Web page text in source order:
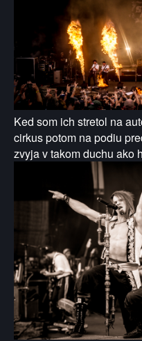
Ked som ich stretol na
cirkus potom na podiu
zvyja v takom duchu ako